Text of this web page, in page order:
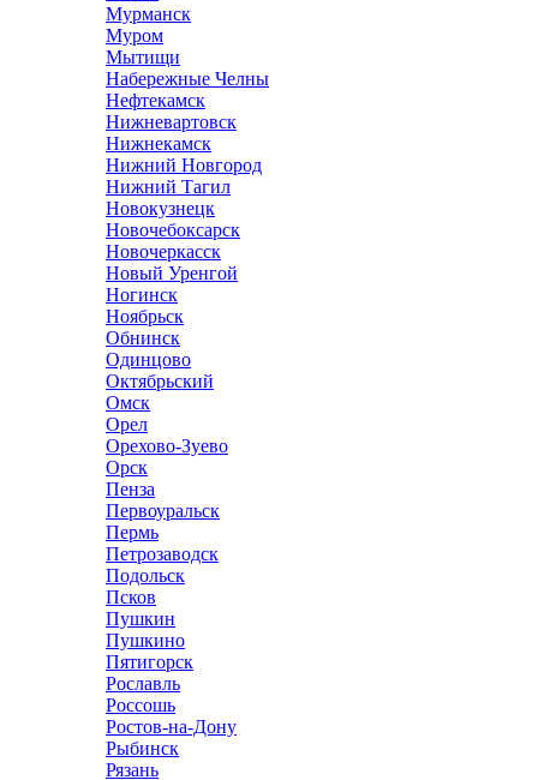
Мурманск
Муром
Мытищи
Набережные Челны
Нефтекамск
Нижневартовск
Нижнекамск
Нижний Новгород
Нижний Тагил
Новокузнецк
Новочебоксарск
Новочеркасск
Новый Уренгой
Ногинск
Ноябрьск
Обнинск
Одинцово
Октябрьский
Омск
Орел
Орехово-Зуево
Орск
Пенза
Первоуральск
Пермь
Петрозаводск
Подольск
Псков
Пушкин
Пушкино
Пятигорск
Рославль
Россошь
Ростов-на-Дону
Рыбинск
Рязань